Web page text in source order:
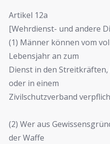
Artikel 12a
[Wehrdienst- und andere
(1) Männer können vom
Lebensjahr an zum
Dienst in den
oder in einem
Zivilschutzverband
(2) Wer aus
der Waffe